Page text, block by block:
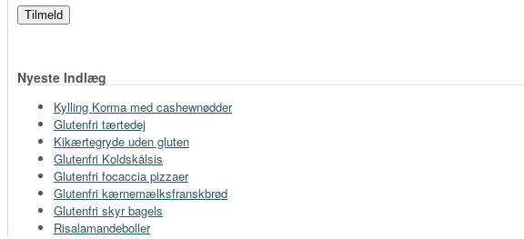
Nyeste Indlæg
Kylling Korma med cashewnødder
Glutenfri tærtedej
Kikærtegryde uden gluten
Glutenfri Koldskålsis
Glutenfri focaccia pizzaer
Glutenfri kærnemælksfranskbrød
Glutenfri skyr bagels
Risalamandeboller